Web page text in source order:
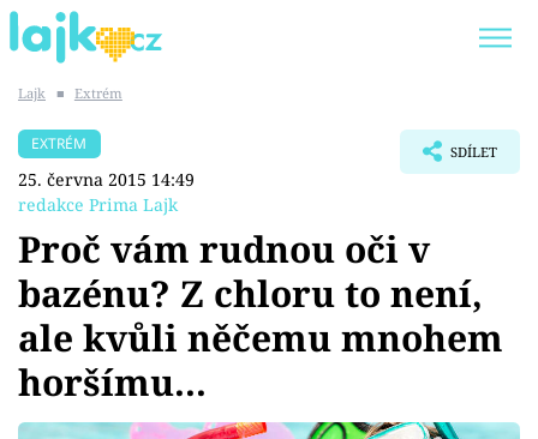
SHOPAHOLICADEL
Témata
Showbyznys
Youtubeři
Lajk ■ Extrém
EXTRÉM
25. června 2015 14:49
redakce Prima Lajk
SDÍLET
Proč vám rudnou oči v
bazénu? Z chloru to není,
ale kvůli něčemu mnohem
horšímu...